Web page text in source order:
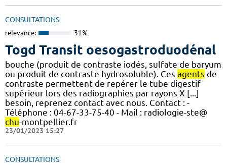
CONSULTATIONS
relevance: 31%
Togd Transit oesogastroduodénal
bouche (produit de contraste iodés, sulfate de baryum
ou produit de contraste hydrosoluble). Ces agents de
contraste permettent de repérer le tube digestif
supérieur lors des radiographies par rayons X [...]
besoin, reprenez contact avec nous. Contact : -
Téléphone : 04-67-33-75-40 - Mail : radiologie-ste@
chu-montpellier.fr
23/01/2023 15:27
CONSULTATIONS